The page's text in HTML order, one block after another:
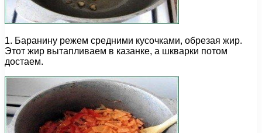
1. Баранину режем средними кусочками, обрезая жир.
Этот жир вытапливаем в казанке, а шкварки потом
достаем.